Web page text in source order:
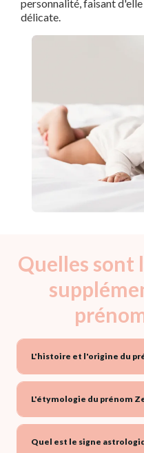
personnalité, faisant
délicate.
Quelles sont
L'histoire et l'origine du
L'étymologie du prénom
Quel est le signe